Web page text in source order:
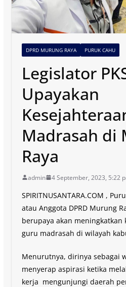
DPRD MURUNG RAYA PURUK CAHU
Legislator
Upayakan
Madrasah di
Raya
admin 4 September, 2023, 5:22
SPIRITNUSANTARA.COM ,
atau Anggota DPRD Murung
berupaya akan meningkatkan
guru madrasah di wilayah
Menurutnya, dirinya sebagai
menyerap aspirasi ketika
kerja mengunjungi daerah